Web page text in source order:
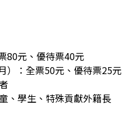
80元、優待票40元
）：全票50元、優待票25元
、學生、特殊貢獻外籍長